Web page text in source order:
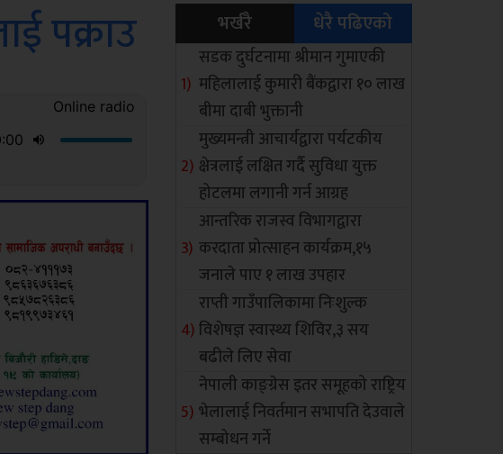
पक्राउ भर्खरै धेरै पढिएको
सडक दुर्घटनामा श्रीमान गुमाएकी
महिलालाई कुमारी बैंकद्वारा १० लाख
बीमा दाबी भुक्तानी
मुख्यमन्त्री आचार्यद्वारा पर्यटकीय
क्षेत्रलाई लक्षित गर्दै सुविधा युक्त
होटलमा लगानी गर्न आग्रह
आन्तरिक राजस्व विभागद्वारा
करदाता प्रोत्साहन कार्यक्रम,१५
जनाले पाए १ लाख उपहार
राप्ती गाउँपालिकामा निःशुल्क
विशेषज्ञ स्वास्थ्य शिविर,३ सय
बढीले लिए सेवा
नेपाली काङ्ग्रेस इतर समूहको राष्ट्रिय
भेलालाई निवर्तमान सभापति देउवाले
सम्बोधन गर्ने